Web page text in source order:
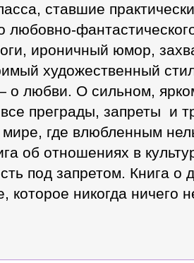
ставшие
любовно-
ироничный юмор,
художественный
о любви. О сильном,
преграды, запреты и
где влюбленным
об отношениях в
под запретом. Книга о
которое никогда ничего